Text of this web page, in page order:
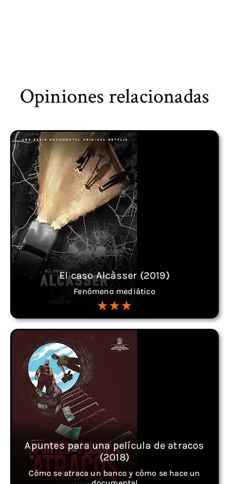
Opiniones relacionadas
El caso Alcàsser (2019)
Fenómeno mediático
Apuntes para una película de atracos
(2018)
Cómo se atraca un banco y cómo se hace un